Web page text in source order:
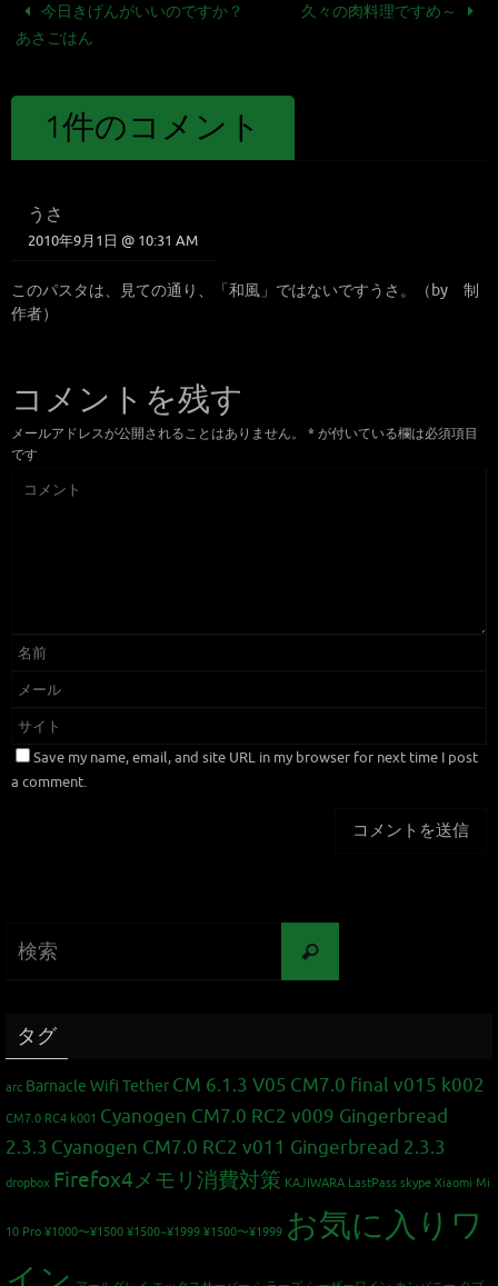
今日きげんがいいのですか？
あさごはん
久々の肉料理ですめ～
1件のコメント
うさ
2010年9月1日 @ 10:31 AM
このパスタは、見ての通り、「和風」ではないですうさ。（by 制
作者）
コメントを残す
メールアドレスが公開されることはありません。 * が付いている欄は必須項目
です
Save my name, email, and site URL in my browser for next time I post
a comment.
タグ
arc Barnacle Wifi Tether CM 6.1.3 V05 CM7.0 final v015 k002
CM7.0 RC4 k001 Cyanogen CM7.0 RC2 v009 Gingerbread
2.3.3 Cyanogen CM7.0 RC2 v011 Gingerbread 2.3.3
dropbox Firefox4メモリ消費対策 KAJIWARA LastPass skype Xiaomi Mi
10 Pro ¥1000〜¥1500 ¥1500~¥1999 ¥1500〜¥1999 お気に入りワ